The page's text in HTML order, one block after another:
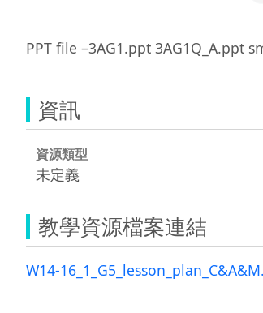
PPT file –3AG1.ppt 3AG1Q_A.ppt
資訊
資源類型
未定義
教學資源檔案連結
W14-